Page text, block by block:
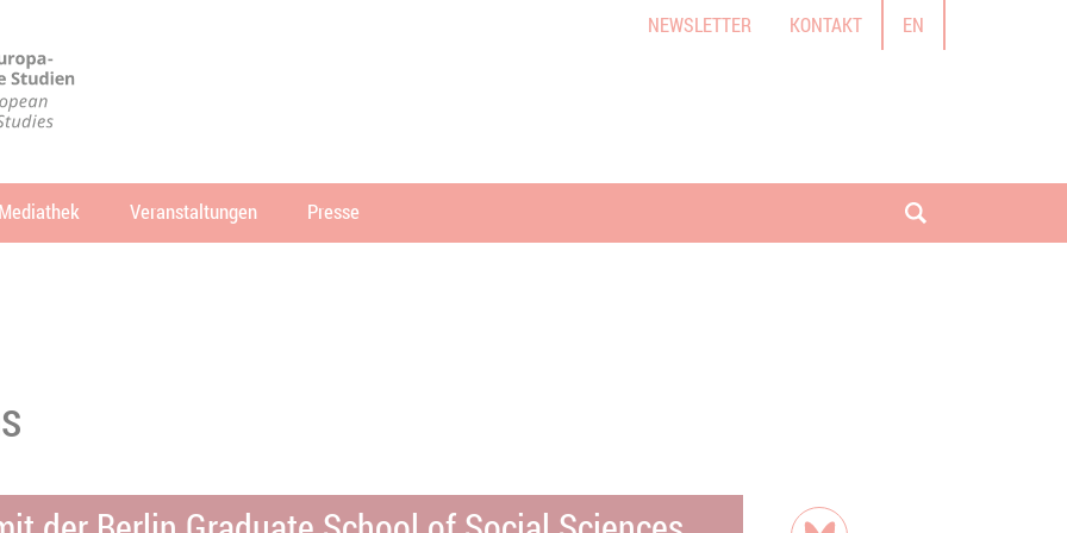
NEWSLETTER KONTAKT EN
Mediathek Veranstaltungen Presse Suche öffnen
Teilen